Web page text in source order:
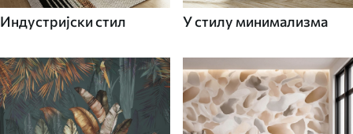
Индустријски стил У стилу минимализма